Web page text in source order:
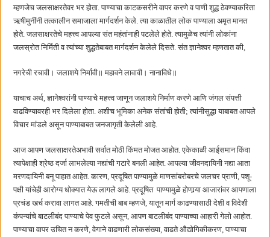
म्हणजेच जलसाक्षरतेवर भर होता. पाण्याचा काटकसरीने वापर करणे व पाणी शुद्ध ठेवण्याकरिता
ऋषीमुनींनी तत्कालीन समाजाला मार्गदर्शन केले. त्या काळातील लोक पाण्याला अमृत मानत
होते. जलसाक्षरतेचे महत्त्व आपल्या संत महंतांनाही पटलेले होते. त्यामुळेच त्यांनी लोकांना
जलस्रोत निर्मिती व त्यांच्या शुद्धतेबाबत मार्गदर्शन केलेले दिसते. संत ज्ञानेश्वर म्हणतात की,
नगरेची रचावी। जलाशये निर्मावी॥ महावने लावावी। नानाविधे॥
याचाच अर्थ, ज्ञानेश्वरांनी पाण्याचे महत्त्व जाणून जलाशये निर्माण करणे आणि जंगल संपत्ती
वाढविण्यावरही भर दिलेला होता. अशीच भूमिका अनेक संतांची होती; त्यांनीसुद्धा याबाबत आपले
विचार मांडले असून पाण्याबाबत जनजागृती केलेली आहे.
आज आपण जलसाक्षरतेअभावी सर्वात मोठी किंमत मोजत आहोत. एकेकाळी आईसमान किंवा
त्यापेक्षाही श्रेष्ठ दर्जा लाभलेल्या नद्यांची गटारे बनली आहेत. आपल्या जीवनदायिनी नद्या आता
मरणदायिनी बनू पाहात आहेत. कारण, प्रदूषित पाण्यामुळे माणसांबरोबरचे जलचर प्राणी, पशू-
पक्षी यांचेही आरोग्य धोक्यात येऊ लागले आहे. प्रदूषित पाण्यामुळे होणार्‍या आजारांवर आपणाला
प्रचंड खर्च करावा लागत आहे. गमतीची बाब म्हणजे, यातून मार्ग काढण्यासाठी देशी व विदेशी
कंपन्यांचे बाटलीबंद पाण्याचे पेव फुटले असून, आपण बाटलीबंद पाण्याच्या आहारी गेलो आहोत.
पाण्याचा वापर उचित न करणे, वेगाने वाढणारी लोकसंख्या, वाढते औद्योगिकीकरण, पाण्याचा